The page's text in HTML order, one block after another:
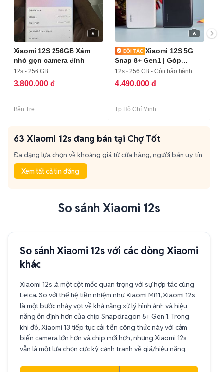
6
Xiaomi 12S 256GB Xám
nhỏ gọn camera đỉnh
12s - 256 GB
3.800.000 đ
Bến Tre
6
Xiaomi 12S 5G
Snap 8+ Gen1 | Góp
Online_ Ship COD
12s - 256 GB - Còn bảo hành
4.490.000 đ
Tp Hồ Chí Minh
63 Xiaomi 12s đang bán tại Chợ Tốt
Đa dạng lựa chọn về khoảng giá từ cửa hàng, người bán uy tín
Xem tất cả tin đăng
So sánh Xiaomi 12s
So sánh Xiaomi 12s với các dòng Xiaomi
khác
Xiaomi 12s là một cột mốc quan trọng với sự hợp tác cùng
Leica. So với thế hệ tiền nhiệm như Xiaomi Mi11, Xiaomi 12s
là một bước nhảy vọt về khả năng xử lý hình ảnh và hiệu
năng ổn định hơn của chip Snapdragon 8+ Gen 1. Trong
khi đó, Xiaomi 13 tiếp tục cải tiến công thức này với cảm
biến camera lớn hơn và chip mới hơn, nhưng Xiaomi 12s
vẫn là một lựa chọn cực kỳ cạnh tranh về giá/hiệu năng.